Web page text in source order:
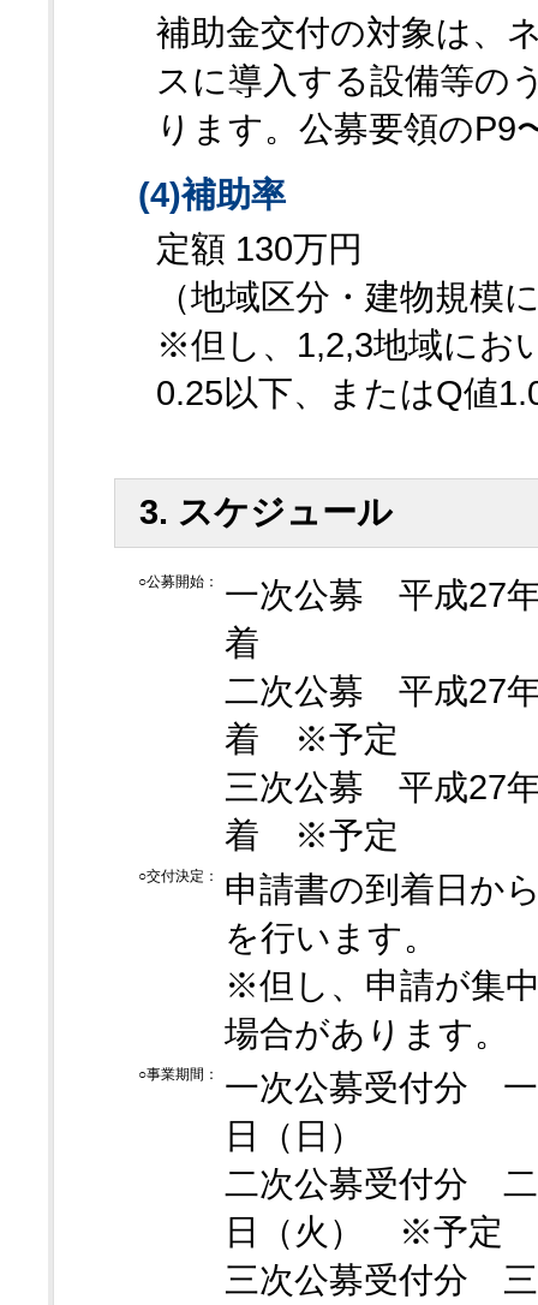
補助金交付の対象は、
スに導入する設備等の
ります。公募要領のP9
(4)補助率
定額 130万円
（地域区分・建物規模
※但し、1,2,3地域にお
0.25以下、またはQ値
3. スケジュール
○公募開始：
一次公募 平成27
着
二次公募 平成27
着 ※予定
三次公募 平成27
着 ※予定
○交付決定：
申請書の到着日か
を行います。
※但し、申請が集
場合があります。
○事業期間：
一次公募受付分 一
日（日）
二次公募受付分 二
日（火） ※予定
三次公募受付分 三